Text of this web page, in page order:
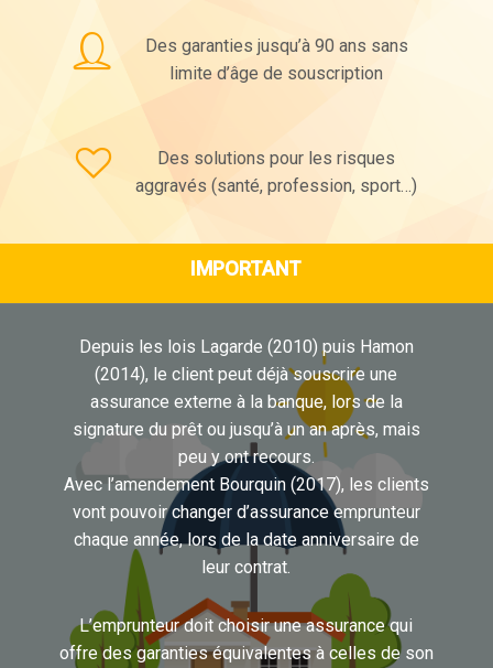
Des garanties jusqu’à 90 ans sans
limite d’âge de souscription
Des solutions pour les risques
aggravés (santé, profession, sport…)
IMPORTANT
Depuis les lois Lagarde (2010) puis Hamon
(2014), le client peut déjà souscrire une
assurance externe à la banque, lors de la
signature du prêt ou jusqu’à un an après, mais
peu y ont recours.
Avec l’amendement Bourquin (2017), les clients
vont pouvoir changer d’assurance emprunteur
chaque année, lors de la date anniversaire de
leur contrat.
L’emprunteur doit choisir une assurance qui
offre des garanties équivalentes à celles de son